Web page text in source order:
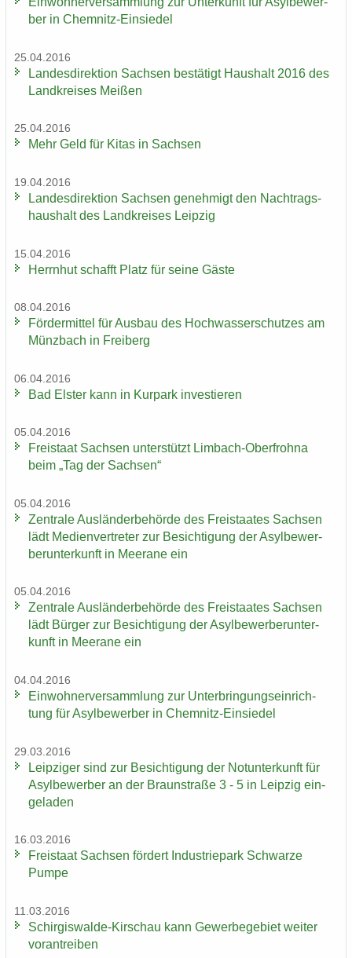
ber in Chemnitz-​Einsiedel
25.04.2016
Lan­des­di­rek­ti­on Sach­sen be­stä­tigt Haus­halt 2016 des
Land­krei­ses Mei­ßen
25.04.2016
Mehr Geld für Kitas in Sach­sen
19.04.2016
Lan­des­di­rek­ti­on Sach­sen ge­neh­migt den Nach­trags­
haus­halt des Land­krei­ses Leip­zig
15.04.2016
Herrn­hut schafft Platz für seine Gäste
08.04.2016
För­der­mit­tel für Aus­bau des Hoch­was­ser­schut­zes am
Münz­bach in Frei­berg
06.04.2016
Bad Els­ter kann in Kur­park in­ves­tie­ren
05.04.2016
Frei­staat Sach­sen un­ter­stützt Limbach-​Oberfrohna
beim „Tag der Sach­sen“
05.04.2016
Zen­tra­le Aus­län­der­be­hör­de des Frei­staa­tes Sach­sen
lädt Me­di­en­ver­tre­ter zur Be­sich­ti­gung der Asyl­be­wer­
ber­un­ter­kunft in Meer­a­ne ein
05.04.2016
Zen­tra­le Aus­län­der­be­hör­de des Frei­staa­tes Sach­sen
lädt Bür­ger zur Be­sich­ti­gung der Asyl­be­wer­ber­un­ter­
kunft in Meer­a­ne ein
04.04.2016
Ein­woh­ner­ver­samm­lung zur Un­ter­brin­gungs­ein­rich­
tung für Asyl­be­wer­ber in Chemnitz-​Einsiedel
29.03.2016
Leip­zi­ger sind zur Be­sich­ti­gung der Not­un­ter­kunft für
Asyl­be­wer­ber an der Braun­stra­ße 3 - 5 in Leip­zig ein­
ge­la­den
16.03.2016
Frei­staat Sach­sen för­dert In­dus­trie­park Schwar­ze
Pumpe
11.03.2016
Schirgiswalde-​Kirschau kann Ge­wer­be­ge­biet wei­ter
vor­an­trei­ben